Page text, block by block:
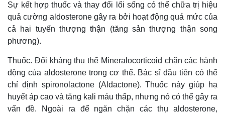
Sự kết hợp thuốc và thay đổi lối sống có thể chữa trị hiệu
quả cường aldosterone gây ra bởi hoạt động quá mức của
cả hai tuyến thượng thận (tăng sản thượng thận song
phương).
Thuốc. Đối kháng thụ thể Mineralocorticoid chặn các hành
động của aldosterone trong cơ thể. Bác sĩ đầu tiên có thể
chỉ định spironolactone (Aldactone). Thuốc này giúp hạ
huyết áp cao và tăng kali máu thấp, nhưng nó có thể gây ra
vấn đề. Ngoài ra để ngăn chặn các thụ aldosterone,